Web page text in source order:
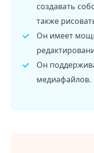
создавать
также
Он имеет
Он
медиафайлов.